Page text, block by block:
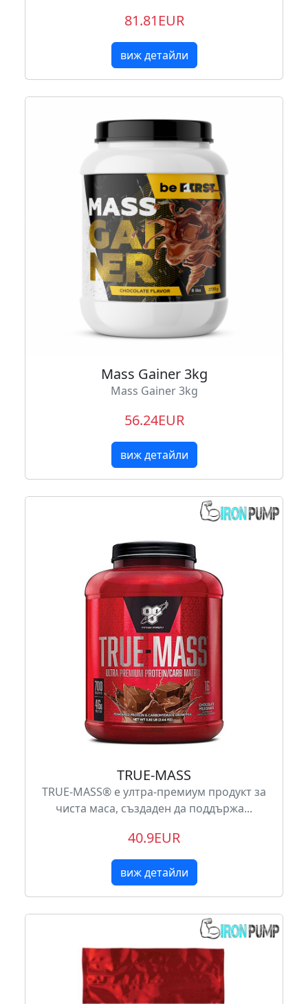
81.81EUR
виж детайли
Mass Gainer 3kg
Mass Gainer 3kg
56.24EUR
виж детайли
TRUE-MASS
TRUE-MASS® е ултра-премиум продукт за
чиста маса, създаден да поддържа...
40.9EUR
виж детайли